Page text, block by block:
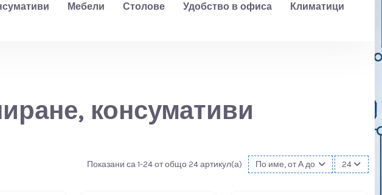
Мебели Столове Удобство в офиса Климатици
консумативи
Показани са 1-24 от общо 24 артикул(а) По име, от А до Я 24